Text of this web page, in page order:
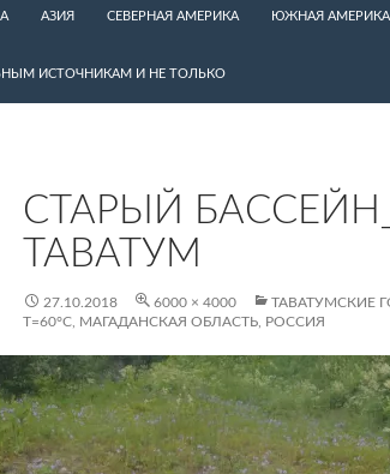
АЗИЯ СЕВЕРНАЯ АМЕРИКА ЮЖНАЯ АМЕРИКА
ИСТОЧНИКАМ И НЕ ТОЛЬКО
СТАРЫЙ
ТАВАТУМ
27.10.2018 6000 × 4000
ТАВАТУМСКИЕ
Т=60°С, МАГАДАНСКАЯ ОБЛАСТЬ, РОССИЯ